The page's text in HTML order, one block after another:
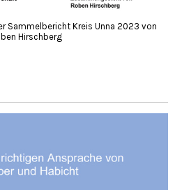
Sammelbericht Kreis Unna 2023 von
Hirschberg